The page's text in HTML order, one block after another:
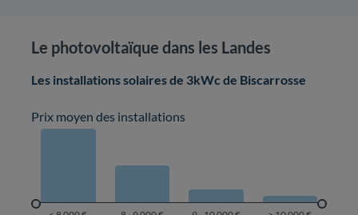
Le photovoltaïque dans les Landes
Les installations solaires de 3kWc de Biscarrosse
Prix moyen des installations